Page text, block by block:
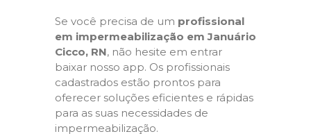
Se você precisa de um profissional
em impermeabilização em Januário
Cicco, RN, não hesite em entrar
baixar nosso app. Os profissionais
cadastrados estão prontos para
oferecer soluções eficientes e rápidas
para as suas necessidades de
impermeabilização.